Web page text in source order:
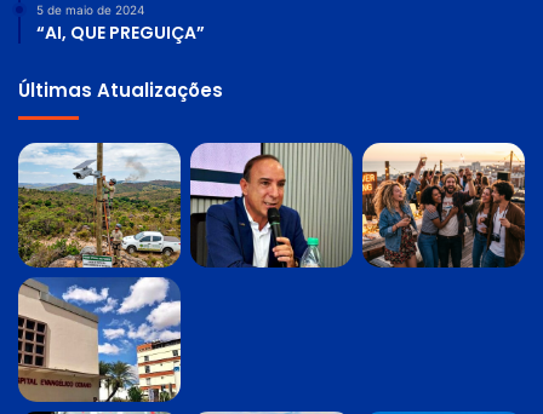
5 de maio de 2024
“AI, QUE PREGUIÇA”
Últimas Atualizações